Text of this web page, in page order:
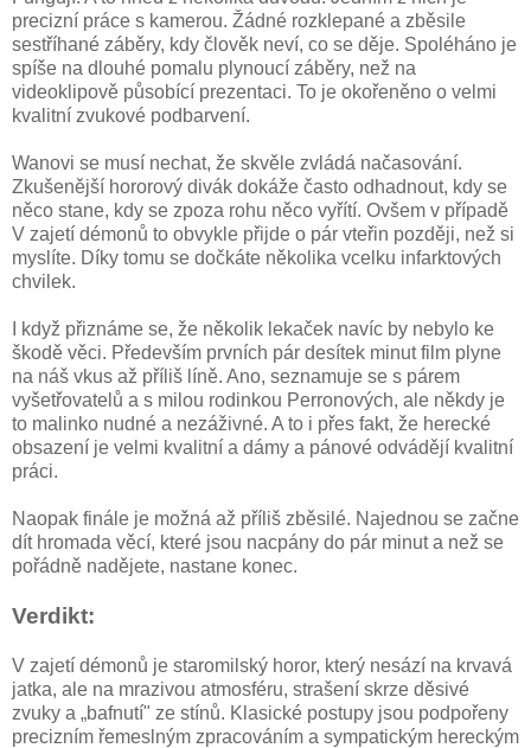
precizní práce s kamerou. Žádné rozklepané a zběsile
sestříhané záběry, kdy člověk neví, co se děje. Spoléháno je
spíše na dlouhé pomalu plynoucí záběry, než na
videoklipově působící prezentaci. To je okořeněno o velmi
kvalitní zvukové podbarvení.
Wanovi se musí nechat, že skvěle zvládá načasování.
Zkušenější hororový divák dokáže často odhadnout, kdy se
něco stane, kdy se zpoza rohu něco vyřítí. Ovšem v případě
V zajetí démonů to obvykle přijde o pár vteřin později, než si
myslíte. Díky tomu se dočkáte několika vcelku infarktových
chvilek.
I když přiznáme se, že několik lekaček navíc by nebylo ke
škodě věci. Především prvních pár desítek minut film plyne
na náš vkus až příliš líně. Ano, seznamuje se s párem
vyšetřovatelů a s milou rodinkou Perronových, ale někdy je
to malinko nudné a nezáživné. A to i přes fakt, že herecké
obsazení je velmi kvalitní a dámy a pánové odvádějí kvalitní
práci.
Naopak finále je možná až příliš zběsilé. Najednou se začne
dít hromada věcí, které jsou nacpány do pár minut a než se
pořádně nadějete, nastane konec.
Verdikt:
V zajetí démonů je staromilský horor, který nesází na krvavá
jatka, ale na mrazivou atmosféru, strašení skrze děsivé
zvuky a „bafnutí" ze stínů. Klasické postupy jsou podpořeny
precizním řemeslným zpracováním a sympatickým hereckým